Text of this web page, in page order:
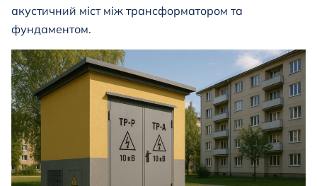
акустичний міст між трансформатором та
фундаментом.